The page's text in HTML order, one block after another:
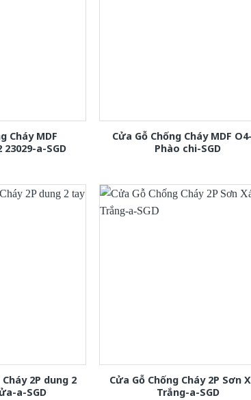
Cháy MDF
a-SGD
Cửa Gỗ Chống Cháy MDF
Phào chi-SGD
2P dung 2
a-SGD
Cửa Gỗ Chống Cháy 2P Sơn
Trắng-a-SGD